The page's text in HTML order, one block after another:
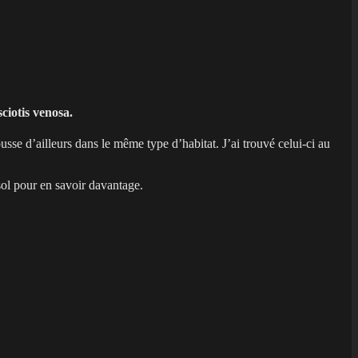
venosa.
d’ailleurs dans le même type d’habitat. J’ai trouvé celui-ci au
pour en savoir davantage.